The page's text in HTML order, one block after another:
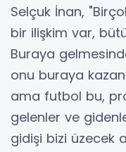
Selçuk İnan,
bir ilişkim var,
Buraya
onu buraya
ama futbol bu,
gelenler ve
gidişi bizi üzecek